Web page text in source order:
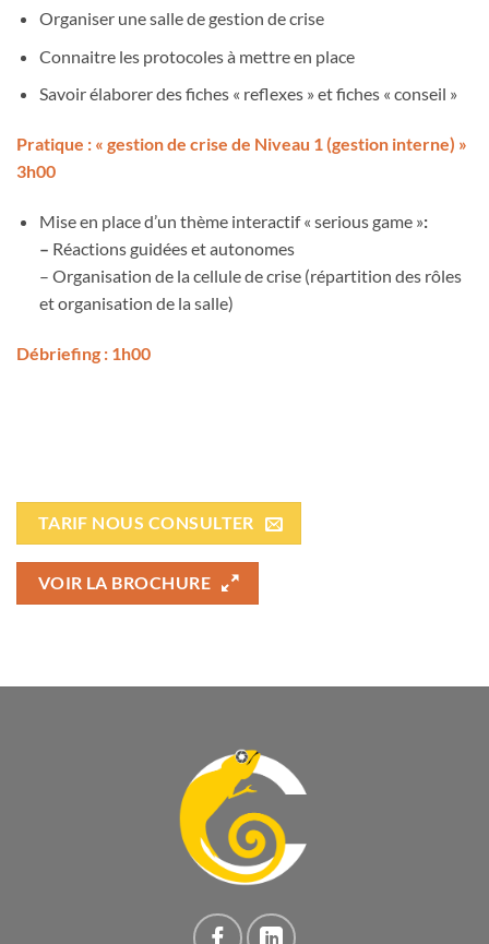
Organiser une salle de gestion de crise
Connaitre les protocoles à mettre en place
Savoir élaborer des fiches « reflexes » et fiches « conseil »
Pratique : « gestion de crise de Niveau 1 (gestion interne) »
3h00
Mise en place d’un thème interactif « serious game »:
– Réactions guidées et autonomes
– Organisation de la cellule de crise (répartition des rôles
et organisation de la salle)
Débriefing : 1h00
TARIF NOUS CONSULTER
VOIR LA BROCHURE